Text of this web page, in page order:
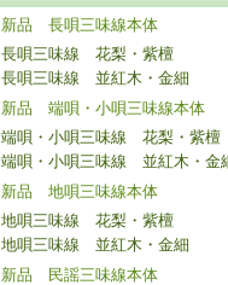
新品 長唄三味線本体
長唄三味線 花梨・紫檀
長唄三味線 並紅木・金細
新品 端唄・小唄三味線本体
端唄・小唄三味線 花梨・紫檀
端唄・小唄三味線 並紅木・金
新品 地唄三味線本体
地唄三味線 花梨・紫檀
地唄三味線 並紅木・金細
新品 民謡三味線本体